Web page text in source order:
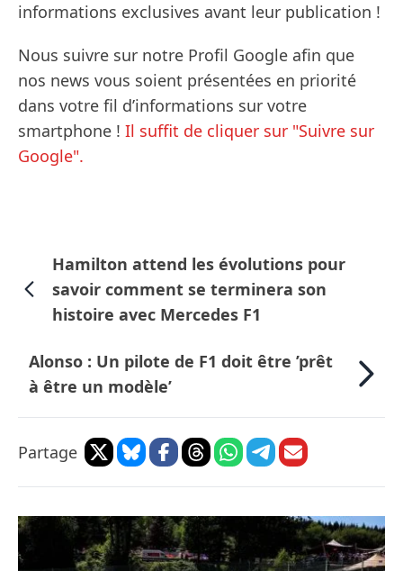
informations exclusives avant leur publication !
Nous suivre sur notre Profil Google afin que
nos news vous soient présentées en priorité
dans votre fil d’informations sur votre
smartphone ! Il suffit de cliquer sur "Suivre sur
Google".
Hamilton attend les évolutions pour
savoir comment se terminera son
histoire avec Mercedes F1
Alonso : Un pilote de F1 doit être ’prêt
à être un modèle’
Partage